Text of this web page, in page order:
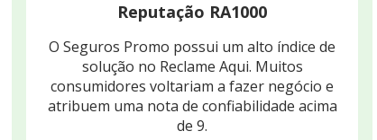
Reputação RA1000
O Seguros Promo possui um alto índice de
solução no Reclame Aqui. Muitos
consumidores voltariam a fazer negócio e
atribuem uma nota de confiabilidade acima
de 9.